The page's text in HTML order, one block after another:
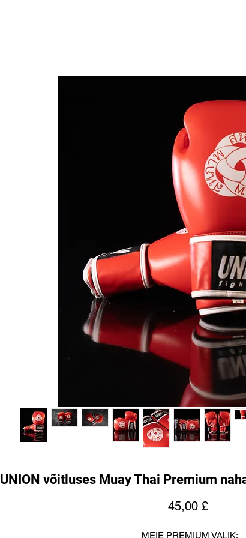
UNION võitluses Muay Thai Premium
45,00 £Price
MEIE PREMIUM VALIK: